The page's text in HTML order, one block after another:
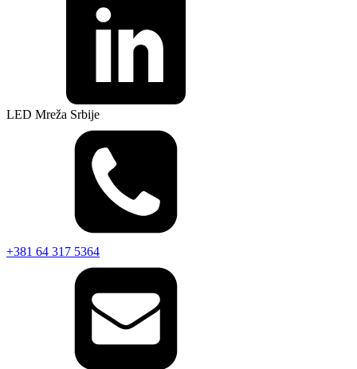
LED Mreža Srbije
+381 64 317 5364